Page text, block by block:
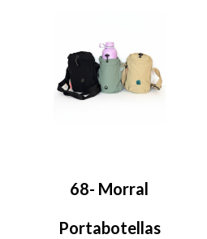
68- Morral
Portabotellas